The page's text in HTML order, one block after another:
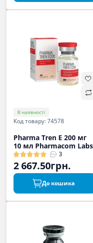
В наявності
Код товару: 74578
Pharma Tren E 200 мг
10 мл Pharmacom Labs
3
2 667.50грн.
До кошика